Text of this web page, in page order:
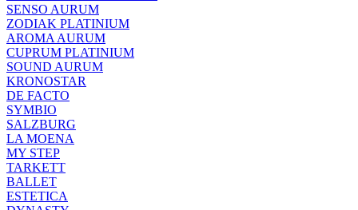
SENSO AURUM
ZODIAK PLATINIUM
AROMA AURUM
CUPRUM PLATINIUM
SOUND AURUM
KRONOSTAR
DE FACTO
SYMBIO
SALZBURG
LA MOENA
MY STEP
TARKETT
BALLET
ESTETICA